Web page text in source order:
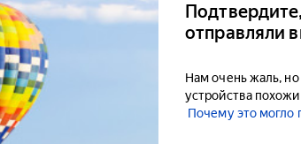
отправляли
Нам очень жаль,
устройства
Почему это могло